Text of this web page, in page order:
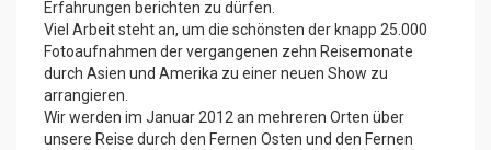
Erfahrungen berichten zu dürfen.
Viel Arbeit steht an, um die schönsten der knapp 25.000
Fotoaufnahmen der vergangenen zehn Reisemonate
durch Asien und Amerika zu einer neuen Show zu
arrangieren.
Wir werden im Januar 2012 an mehreren Orten über
unsere Reise durch den Fernen Osten und den Fernen